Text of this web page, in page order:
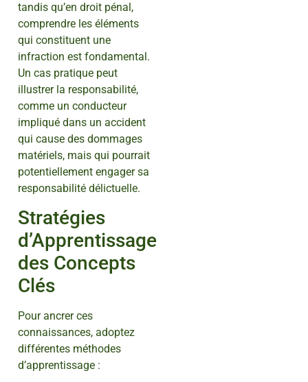
tandis qu’en droit pénal,
comprendre les éléments
qui constituent une
infraction est fondamental.
Un cas pratique peut
illustrer la responsabilité,
comme un conducteur
impliqué dans un accident
qui cause des dommages
matériels, mais qui pourrait
potentiellement engager sa
responsabilité délictuelle.
Stratégies
d’Apprentissage
des Concepts
Clés
Pour ancrer ces
connaissances, adoptez
différentes méthodes
d’apprentissage :